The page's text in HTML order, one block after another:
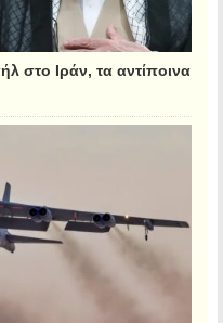
στο Ιράν, τα αντίποινα